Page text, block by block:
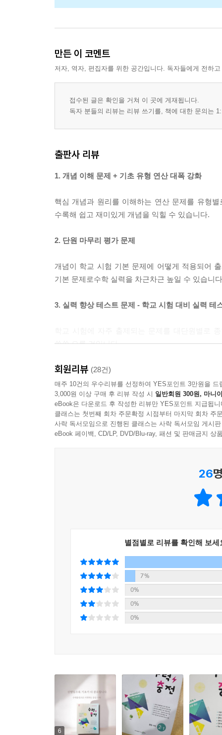
만든 이 코멘트
저자, 역자, 편집자를 위한 공간입니다. 독자들에게 전하
접수된 글은 확인을 거쳐 이 곳에 게재됩니다.
독자 분들의 리뷰는 리뷰 쓰기를, 책에 대한 문의는
출판사 리뷰
1. 개념 이해 문제 + 기초 유형 연산 대폭 강화
핵심 개념과 원리를 이해하는 연산 문제를 유형
수록해 쉽고 재미있게 개념을 익힐 수 있습니다.
2. 단원 마무리 평가 문제
개념이 학교 시험 기본 문제에 어떻게 적용되어
기본 문제로수학 실력을 차근차근 높일 수 있습니
3. 실력 향상 테스트 문제 - 학교 시험 대비 실력 테
쑥쑥 오를 것입니다.
교재 특징
· 그림과 예시를 통한 쉬운 개념 이해
· 개념 이해 + 기초 유형 연산 문제 강화
· 문제 유형 세분화로 개념 적용력 향상
· 반복 암기 효과 - 개념 체크 문제 구성
회원리뷰 (28건)
매주 10건의 우수리뷰를 선정하여 YES포인트 3만원을 드
3,000원 이상 구매 후 리뷰 작성 시 일반회원 300원, 마니
eBook은 다운로드 후 작성한 리뷰만 YES포인트 지급됩니
클래스는 첫번째 회차 주문확정 시점부터 마지막 회차 주
사락 독서모임으로 진행된 클래스는 사락 독서모임 게시
eBook 페이백, CD/LP, DVD/Blu-ray, 패션 및 판매금지 상
26
별점별로 리뷰를 확인해 보세
7%
0%
0%
0%
6